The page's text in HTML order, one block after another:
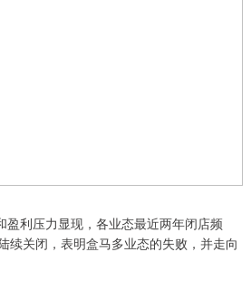
盈利压力显现，各业态最近两年闭店频
续关闭，表明盒马多业态的失败，并走向